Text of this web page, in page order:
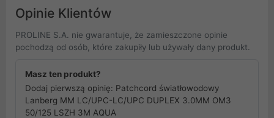
Opinie Klientów
PROLINE S.A. nie gwarantuje, że zamieszczone opinie
pochodzą od osób, które zakupiły lub używały dany produkt.
Masz ten produkt?
Dodaj pierwszą opinię: Patchcord światłowodowy
Lanberg MM LC/UPC-LC/UPC DUPLEX 3.0MM OM3
50/125 LSZH 3M AQUA